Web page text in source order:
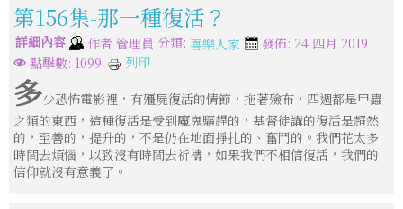
第156集-那一種復活？
詳細內容 作者 管理員 分類: 喜樂人家
發佈: 24 四月 2019
點擊數: 1099
列印
多少恐怖電影裡，有殭屍復活的情節，拖著殮布，四週都是甲蟲
之類的東西，這種復活是受到魔鬼驅趕的，基督徒講的復活是超然
的，至善的，提升的，不是仍在地面掙扎的、奮鬥的。我們花太多
時間去煩惱，以致沒有時間去祈禱，如果我們不相信復活，我們的
信仰就沒有意義了。